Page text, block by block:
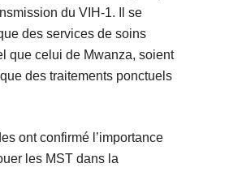
du VIH-1. Il se
des services de soins
que celui de Mwanza, soient
des traitements ponctuels
ont confirmé l’importance
les MST dans la